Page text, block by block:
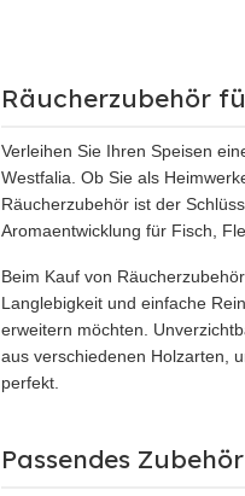
Räucherzubehör
Verleihen Sie Ihren Speisen
Westfalia. Ob Sie als
Räucherzubehör ist der
Aromaentwicklung für Fisch,
Beim Kauf von
Langlebigkeit und einfache
erweitern möchten.
aus verschiedenen Holzarten,
perfekt.
Passendes